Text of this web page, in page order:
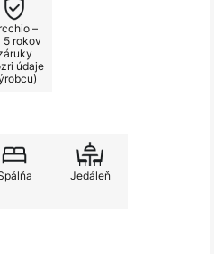
–
5 rokov
údaje
Jedáleň